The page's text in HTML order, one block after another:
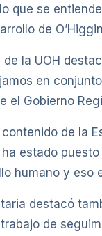
que se
de
la UOH
en
el Gobierno
de la
estado
humano y eso
destacó
de